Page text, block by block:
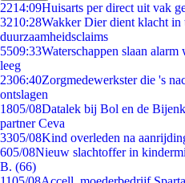
2214:09Huisarts per direct uit vak
3210:28Wakker Dier dient klacht in
duurzaamheidsclaims
5509:33Waterschappen slaan alarm
leeg
2306:40Zorgmedewerkster die 's
ontslagen
1805/08Datalek bij Bol en de
partner Ceva
3305/08Kind overleden na
605/08Nieuw slachtoffer in
B. (66)